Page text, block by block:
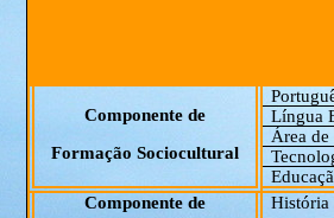
Componente de
Formação Sociocultural
Língua
Área
Componente de
História